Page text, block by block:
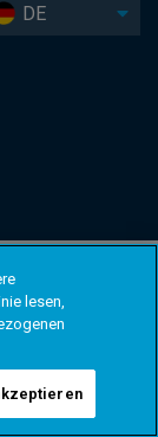
DE
lesen,